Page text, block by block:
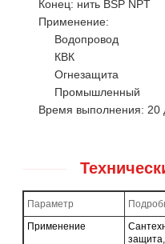
Конец: нить BSP NPT
Применение:
Водопровод
КВК
Огнезащита
Промышленный
Время выполнения: 20
Параметр
Применение